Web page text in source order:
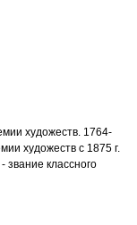
художеств. 1764-
художеств с 1875 г.
звание классного